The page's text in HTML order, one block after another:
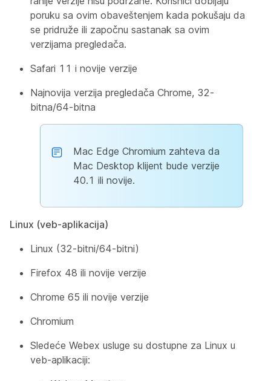
poruku sa ovim obaveštenjem kada pokušaju da
se pridruže ili započnu sastanak sa ovim
verzijama pregledača.
Safari 11 i novije verzije
Najnovija verzija pregledača Chrome, 32-
bitna/64-bitna
Mac Edge Chromium zahteva da
Mac Desktop klijent bude verzije
40.1 ili novije.
Linux (veb-aplikacija)
Linux (32-bitni/64-bitni)
Firefox 48 ili novije verzije
Chrome 65 ili novije verzije
Chromium
Sledeće Webex usluge su dostupne za Linux u
veb-aplikaciji: